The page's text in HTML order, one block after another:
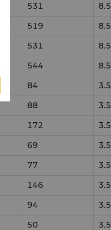
531 8.5
519 8.5
531 8.5
544 8.5
84 3.5
88 3.5
172 3.5
69 3.5
77 3.5
146 3.5
94 3.5
50 3.5